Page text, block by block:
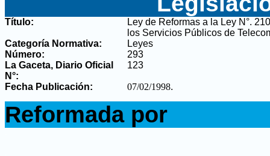
Título:
Ley de Reformas a la Ley N°.
los Servicios Públicos de
Categoría Normativa:
Leyes
Número:
293
La Gaceta, Diario Oficial
N°:
123
Fecha Publicación: 07/02/1998.
Reformada por